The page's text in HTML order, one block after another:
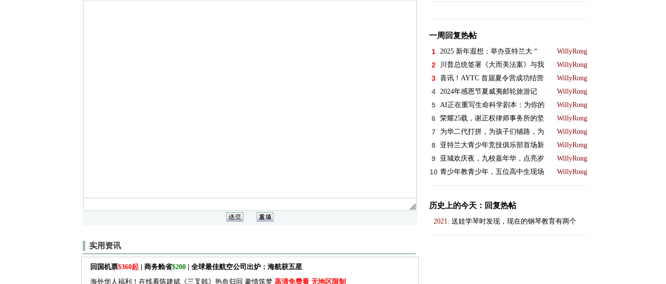
实用资讯
回国机票$360起 | 商务舱省$200| 全球最佳航空公司出炉：海航获五星
海外华人福利！在线看陈建斌《三叉戟》热血归回 豪情筑梦 高清免费看 无地区限制
一周回复热帖
1 2025 新年遐想：举办亚特兰大 “ WillyRong
2 川普总统签署《大而美法案》与我 WillyRong
3 喜讯！AYTC 首届夏令营成功结营 WillyRong
4 2024年感恩节夏威夷邮轮旅游记 WillyRong
5 AI正在重写生命科学剧本：为你的 WillyRong
6 荣耀25载，谢正权律师事务所的坚 WillyRong
7 为华二代打拼，为孩子们铺路，为 WillyRong
8 亚特兰大青少年竞技俱乐部首场新 WillyRong
9 亚城欢庆夜，九校嘉年华，点亮岁 WillyRong
10 青少年教青少年，五位高中生现场 WillyRong
历史上的今天：回复热帖
2021: 送娃学琴时发现，现在的钢琴教育有两个